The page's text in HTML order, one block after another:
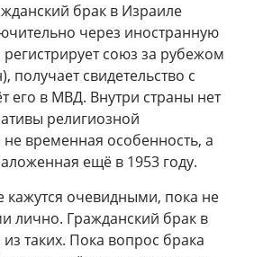
брак в Израиле
через иностранную
союз за рубежом
получает свидетельство с
его в МВД. Внутри страны нет
религиозной
не временная особенность, а
ещё в 1953 году.
кажутся очевидными, пока не
лично. Гражданский брак в
таких. Пока вопрос брака